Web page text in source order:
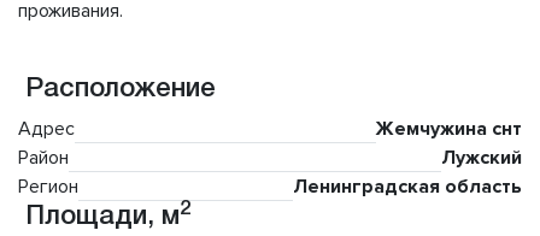
проживания.
Расположение
Адрес
Жемчужина снт
Район
Лужский
Регион
Ленинградская область
Площади, м2